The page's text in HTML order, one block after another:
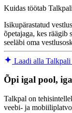
Kuidas töötab
Isikupärastatud
õpetajaga, kes räägib
seeläbi oma
Laadi alla Talkpali
Õpi igal pool,
Talkpal on
veebi- ja